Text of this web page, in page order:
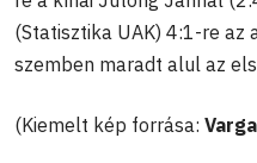
(Statisztika UAK) 4:1-re az
szemben maradt alul az
(Kiemelt kép forrása: